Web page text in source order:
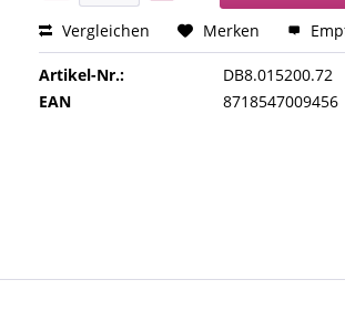
Vergleichen Merken
Artikel-Nr.:
DB8.015200.72
EAN
8718547009456